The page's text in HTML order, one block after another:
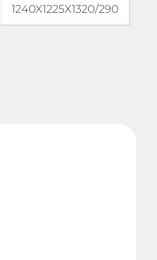
1240X1225X1320/290